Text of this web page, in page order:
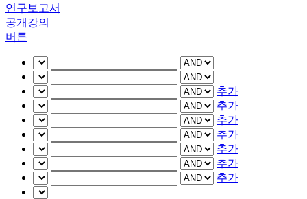
연구보고서
공개강의
버튼
추가
추가
추가
추가
추가
추가
추가